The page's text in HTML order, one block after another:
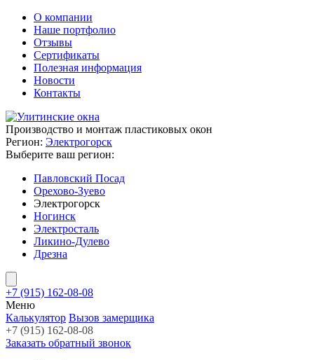
О компании
Наше портфолио
Отзывы
Сертификаты
Полезная информация
Новости
Контакты
Производство и монтаж пластиковых окон
Регион: Электрогорск
Выберите ваш регион:
Павловский Посад
Орехово-Зуево
Электрогорск
Ногинск
Электросталь
Ликино-Дулево
Дрезна
+7 (915) 162-08-08
Меню
Калькулятор Вызов замерщика
+7 (915) 162-08-08
Заказать обратный звонок